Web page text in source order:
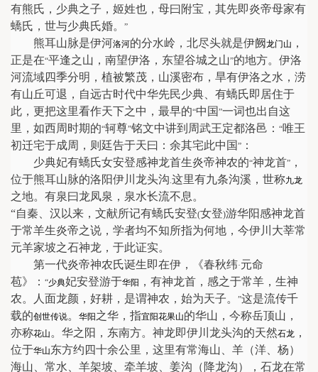
有熊氏，少典之子，姬姓也，母曰附宝，其先即炎帝母家有
蟜氏，世与少典氏婚。
”
熊耳山脉是伊河洛河的分水岭，北尽头就是伊阙龙门山 ，
正是在“平逢之山，南望伊洛，东望谷城之山”的地方。伊洛
河流域四季分明，植被繁茂，山溪密布，旱有伊洛之水，涝
有山丘可退，自远古时代中华先民少典、有蟜氏即居住于
此，更把这里看作天下之中，最早的“中国 ”一词也出自这
里，如西周时期的“轲尊”铭文中讲到周武王定都洛邑： “唯王
初迁宅于成周，则廷告于天曰：余其宅此中国 ” ：
少典妃有蟜氏女安登感神龙首生炎帝神农的“神龙首” ，
位于熊耳山脉的洛阳伊川龙头沟 这里有九条沟溪，世称九龙
之地。有泉曰龙凤泉，泉水长流不息。
“自秦、汉以来，文献所记有蟜氏安登(女登)游华阳感神龙首
于常羊生炎帝之说，学者均不知所指为何地，今伊川大莘常
元羊家坡之石神龙，于此证实。
第一代炎帝神农氏诞生即在伊，《春秋纬·元命
苞》： “少典妃安登游于华阳 ，有神龙首，感之于常羊，生神
农。人面龙颜，好耕，是谓神农，始为天子。
”这是流传千
载的创世传说。 华阳之华，指宜阳花果山的华山，今称岳顶山，
亦称花山 。华之阳，东南方。神龙即伊川龙头沟的天然石龙 ，
位于华山东方约四十余公里，这里有常海山、羊（洋、杨）
海山、常水、羊架坡、牵羊坡、姜沟（降龙沟），石龙在常